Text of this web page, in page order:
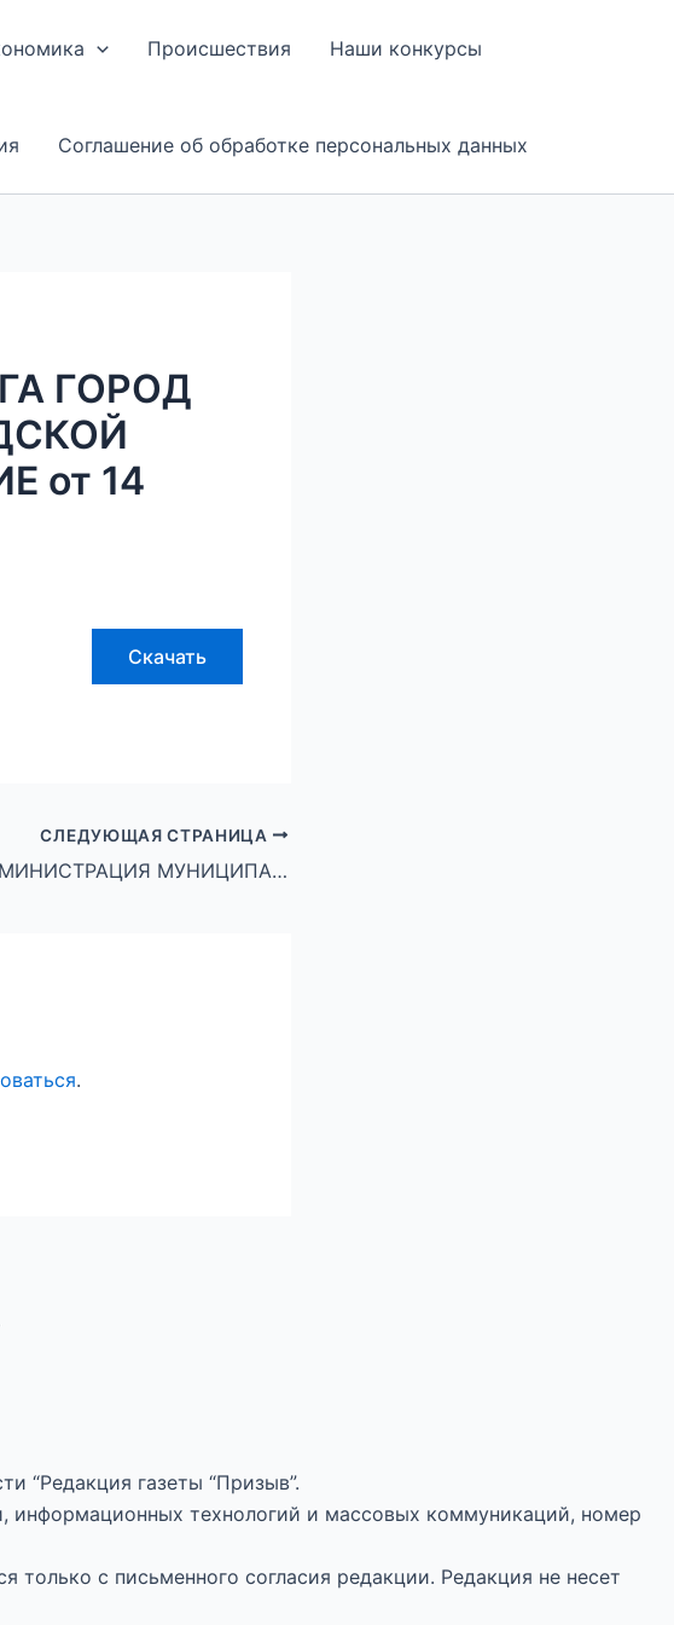
Происшествия Наши конкурсы
Соглашение об обработке персональных данных
ГОРОД
от 14
Скачать
СЛЕДУЮЩАЯ СТРАНИЦА
АДМИНИСТРАЦИЯ МУНИЦИПАЛЬНОГО ОКРУГА ГОРОД МИХАЙЛОВКА ВОЛГОГРАДСКОЙ ОБЛАСТИ ПОСТАНОВЛЕНИЕ от 14 апреля 2025 г. № 974
.
“Редакция газеты “Призыв”.
информационных технологий и массовых коммуникаций, номер
только с письменного согласия редакции. Редакция не несет